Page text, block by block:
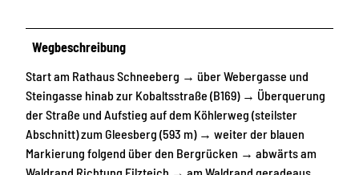
Wegbeschreibung
Start am Rathaus Schneeberg → über Webergasse und
Steingasse hinab zur Kobaltsstraße (B169) → Überquerung
der Straße und Aufstieg auf dem Köhlerweg (steilster
Abschnitt) zum Gleesberg (593 m) → weiter der blauen
Markierung folgend über den Bergrücken → abwärts am
Waldrand Richtung Filzteich → am Waldrand geradeaus